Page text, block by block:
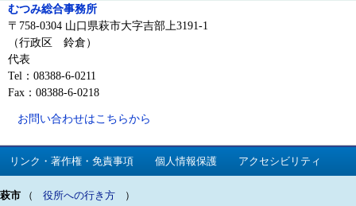
むつみ総合事務所
〒758-0304 山口県萩市大字吉部上3191-1
（行政区 鈴倉）
代表
Tel：08388-6-0211
Fax：08388-6-0218
お問い合わせはこちらから
リンク・著作権・免責事項 個人情報保護 アクセシビリティ
萩市 （ 役所への行き方 ）